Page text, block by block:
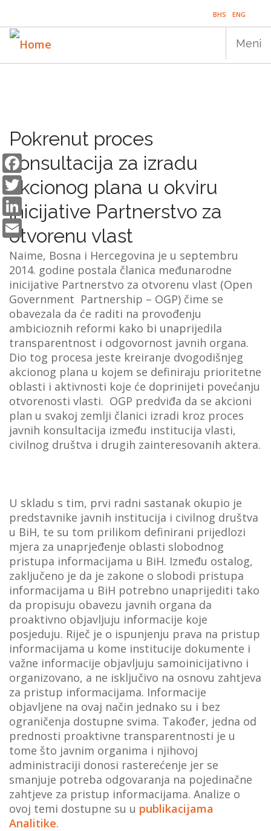
main
content
BHS ENG
Meni
PROGRAMI
PROJEKTI
DOGAĐAJI
EDUKACIJA
BLOG
VIJESTI
O NAMA
SEARCH
Pokrenut proces
konsultacija za izradu
akcionog plana u okviru
inicijative Partnerstvo za
otvorenu vlast
Naime, Bosna i Hercegovina je u septembru
2014. godine postala članica međunarodne
inicijative Partnerstvo za otvorenu vlast (Open
Government Partnership – OGP) čime se
obavezala da će raditi na provođenju
ambicioznih reformi kako bi unaprijedila
transparentnost i odgovornost javnih organa.
Dio tog procesa jeste kreiranje dvogodišnjeg
akcionog plana u kojem se definiraju prioritetne
oblasti i aktivnosti koje će doprinijeti povećanju
otvorenosti vlasti. OGP predviđa da se akcioni
plan u svakoj zemlji članici izradi kroz proces
javnih konsultacija između institucija vlasti,
civilnog društva i drugih zainteresovanih aktera.
U skladu s tim, prvi radni sastanak okupio je
predstavnike javnih institucija i civilnog društva
u BiH, te su tom prilikom definirani prijedlozi
mjera za unaprjeđenje oblasti slobodnog
pristupa informacijama u BiH. Između ostalog,
zaključeno je da je zakone o slobodi pristupa
informacijama u BiH potrebno unaprijediti tako
da propisuju obavezu javnih organa da
proaktivno objavljuju informacije koje
posjeduju. Riječ je o ispunjenju prava na pristup
informacijama u kome institucije dokumente i
važne informacije objavljuju samoinicijativno i
organizovano, a ne isključivo na osnovu zahtjeva
za pristup informacijama. Informacije
objavljene na ovaj način jednako su i bez
ograničenja dostupne svima. Također, jedna od
prednosti proaktivne transparentnosti je u
tome što javnim organima i njihovoj
administraciji donosi rasterećenje jer se
smanjuje potreba odgovaranja na pojedinačne
zahtjeve za pristup informacijama. Analize o
ovoj temi dostupne su u publikacijama
Analitike.
Facebook
Twitter
LinkedIn
Email